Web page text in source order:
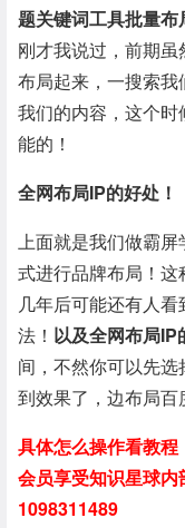
题关键词工具批量布
刚才我说过，前期
布局起来，一搜索
我们的内容，这个
能的！
全网布局IP的好处！
上面就是我们做霸
式进行品牌布局！这
几年后可能还有人
法！ 以及全网布局IP
间，不然你可以先
到效果了，边布局百
具体怎么操作看教程
会员享受知识星球内
1098311489